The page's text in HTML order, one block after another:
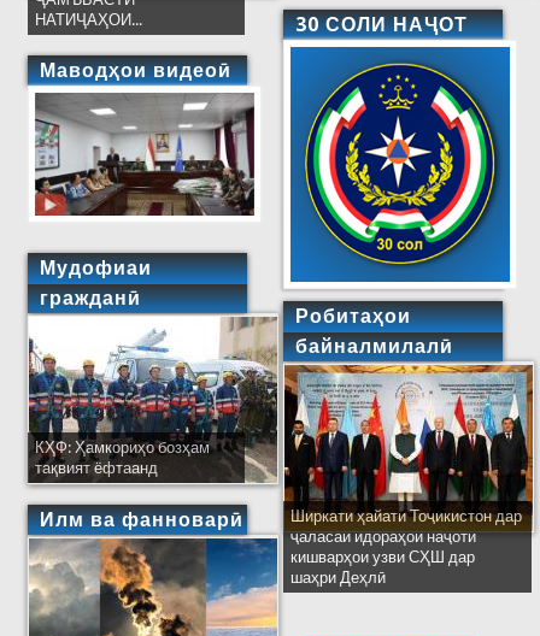
НАТИҶАҲОИ...
Маводҳои видеоӣ
Мудофиаи
гражданӣ
КҲФ: Ҳамкориҳо бозҳам
тақвият ёфтаанд
Илм ва фанноварӣ
30 СОЛИ НАҶОТ
Робитаҳои
байналмилалӣ
Ширкати ҳайати Тоҷикистон дар
ҷаласаи идораҳои наҷоти
кишварҳои узви СҲШ дар
шаҳри Деҳлӣ